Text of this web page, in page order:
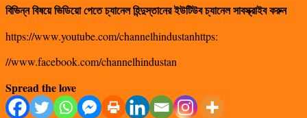
বিভিন্ন বিষয়ে ভিডিয়ো পেতে চ্যানেল হিন্দুস্তানের ইউটিউব চ্যানেল সাবস্ক্রাইব করুন
https://www.youtube.com/channelhindustanhttps:
//www.facebook.com/channelhindustan
Spread the love